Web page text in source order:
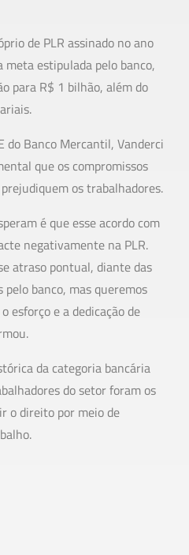
de PLR assinado no ano
meta estipulada pelo banco,
para R$ 1 bilhão, além do
do Banco Mercantil, Vanderci
que os compromissos
os trabalhadores.
é que esse acordo com
negativamente na PLR.
atraso pontual, diante das
banco, mas queremos
esforço e a dedicação de
da categoria bancária
do setor foram os
o direito por meio de